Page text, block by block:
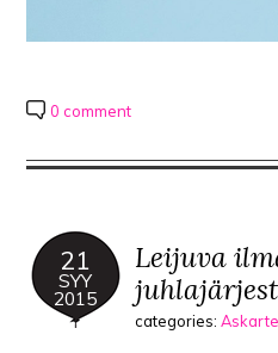
0 comment
21
SYY
2015
Leijuva
categories: